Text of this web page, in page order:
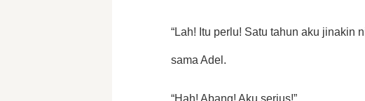
“Lah! Itu perlu! Satu tahun aku jinakin
sama Adel.
“Hah! Abang! Aku serius!”